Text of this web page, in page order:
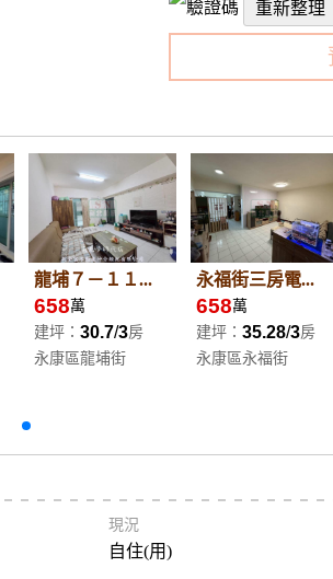
龍埔７－１１...
658萬
建坪： 30.7 3房
永康區龍埔街
永福街三房電...
658萬
建坪： 35.28 3房
永康區永福街
現況
自住(用)